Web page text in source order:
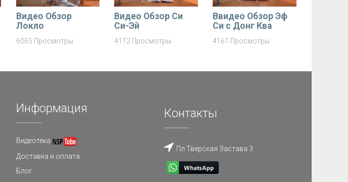
Видео Обзор
Локло
6065 Просмотры
Видео Обзор Си
Си-Эй
4112 Просмотры
Ввидео Обзор Эф
Си с Донг Ква
4161 Просмотры
Информация
Видеотека
Доставка и оплата
Блог
Контакты
Пл Тверская Застава 3